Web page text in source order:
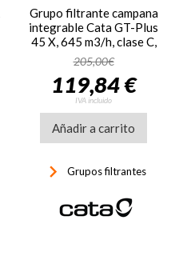
Grupo filtrante campana
integrable Cata GT-Plus
45 X, 645 m3/h, clase C,
ref. 02030309
205,00€
119,84 €
IVA incluido
Añadir a carrito
keyboard_arrow_right Grupos filtrantes